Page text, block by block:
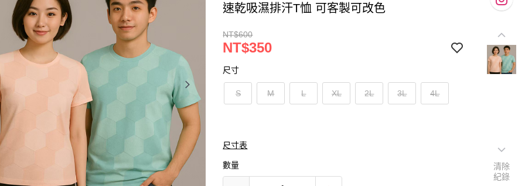
速乾吸濕排汗T恤 可客製可改色
NT$600
NT$350
尺寸
S M L XL 2L 3L 4L
尺寸表
數量
清除
紀錄